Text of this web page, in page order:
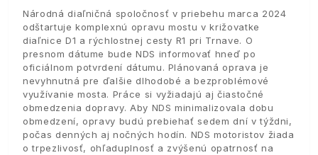
Národná diaľničná spoločnosť v priebehu marca 2024
odštartuje komplexnú opravu mostu v križovatke
diaľnice D1 a rýchlostnej cesty R1 pri Trnave. O
presnom dátume bude NDS informovať hneď po
oficiálnom potvrdení dátumu. Plánovaná oprava je
nevyhnutná pre ďalšie dlhodobé a bezproblémové
využívanie mosta. Práce si vyžiadajú aj čiastočné
obmedzenia dopravy. Aby NDS minimalizovala dobu
obmedzení, opravy budú prebiehať sedem dní v týždni,
počas denných aj nočných hodín. NDS motoristov žiada
o trpezlivosť, ohľaduplnosť a zvýšenú opatrnosť na